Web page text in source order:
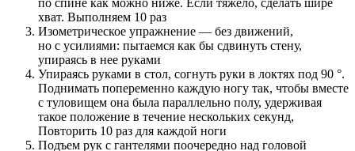
хват. Выполняем 10 раз
Изометрическое упражнение — без движений,
но с усилиями: пытаемся как бы сдвинуть стену,
упираясь в нее руками
Упираясь руками в стол, согнуть руки в локтях под 90 °.
Поднимать попеременно каждую ногу так, чтобы вместе
с туловищем она была параллельно полу, удерживая
такое положение в течение нескольких секунд,
Повторить 10 раз для каждой ноги
Подъем рук с гантелями поочередно над головой